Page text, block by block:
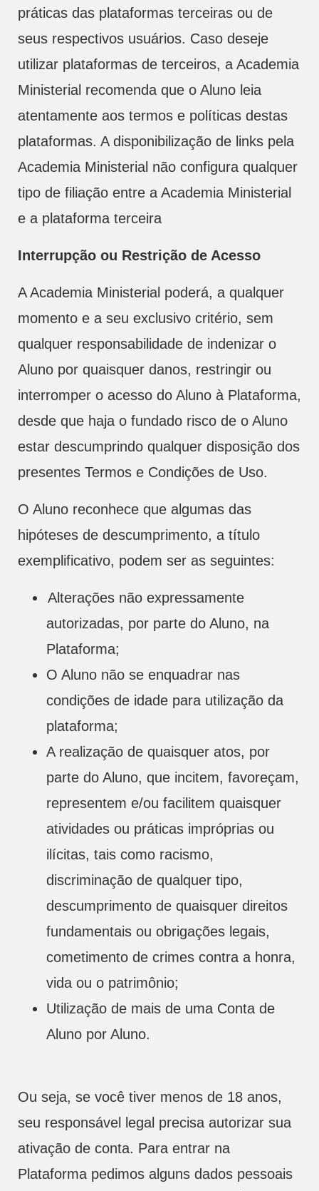
práticas das plataformas terceiras ou de
seus respectivos usuários. Caso deseje
utilizar plataformas de terceiros, a Academia
Ministerial recomenda que o Aluno leia
atentamente aos termos e políticas destas
plataformas. A disponibilização de links pela
Academia Ministerial não configura qualquer
tipo de filiação entre a Academia Ministerial
e a plataforma terceira
Interrupção ou Restrição de Acesso
A Academia Ministerial poderá, a qualquer
momento e a seu exclusivo critério, sem
qualquer responsabilidade de indenizar o
Aluno por quaisquer danos, restringir ou
interromper o acesso do Aluno à Plataforma,
desde que haja o fundado risco de o Aluno
estar descumprindo qualquer disposição dos
presentes Termos e Condições de Uso.
O Aluno reconhece que algumas das
hipóteses de descumprimento, a título
exemplificativo, podem ser as seguintes:
Alterações não expressamente
autorizadas, por parte do Aluno, na
Plataforma;
O Aluno não se enquadrar nas
condições de idade para utilização da
plataforma;
A realização de quaisquer atos, por
parte do Aluno, que incitem, favoreçam,
representem e/ou facilitem quaisquer
atividades ou práticas impróprias ou
ilícitas, tais como racismo,
discriminação de qualquer tipo,
descumprimento de quaisquer direitos
fundamentais ou obrigações legais,
cometimento de crimes contra a honra,
vida ou o patrimônio;
Utilização de mais de uma Conta de
Aluno por Aluno.
Ou seja, se você tiver menos de 18 anos,
seu responsável legal precisa autorizar sua
ativação de conta. Para entrar na
Plataforma pedimos alguns dados pessoais